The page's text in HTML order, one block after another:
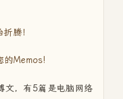
腾！
的Memos!
文，有5篇是电脑网络